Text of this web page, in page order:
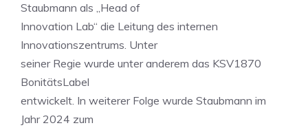
Staubmann als „Head of
Innovation Lab“ die Leitung des internen
Innovationszentrums. Unter
seiner Regie wurde unter anderem das KSV1870
BonitätsLabel
entwickelt. In weiterer Folge wurde Staubmann im
Jahr 2024 zum